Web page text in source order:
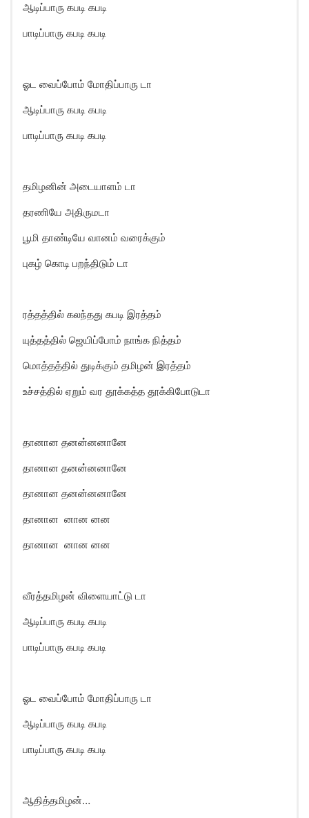
ஆடிப்பாரு கபடி கபடி
பாடிப்பாரு கபடி கபடி
ஓட வைப்போம் மோதிப்பாரு டா
ஆடிப்பாரு கபடி கபடி
பாடிப்பாரு கபடி கபடி
தமிழனின் அடையாளம் டா
தரணியே அதிருமடா
பூமி தாண்டியே வானம் வரைக்கும்
புகழ் கொடி பறந்திடும் டா
ரத்தத்தில் கலந்தது கபடி இரத்தம்
யுத்தத்தில் ஜெயிப்போம் நாங்க நித்தம்
மொத்தத்தில் துடிக்கும் தமிழன் இரத்தம்
உச்சத்தில் ஏறும் வர தூக்கத்த தூக்கிபோடுடா
தானான தனன்னனானே
தானான தனன்னனானே
தானான தனன்னனானே
தானான னான னன
தானான னான னன
வீரத்தமிழன் விளையாட்டு டா
ஆடிப்பாரு கபடி கபடி
பாடிப்பாரு கபடி கபடி
ஓட வைப்போம் மோதிப்பாரு டா
ஆடிப்பாரு கபடி கபடி
பாடிப்பாரு கபடி கபடி
ஆதித்தமிழன்…